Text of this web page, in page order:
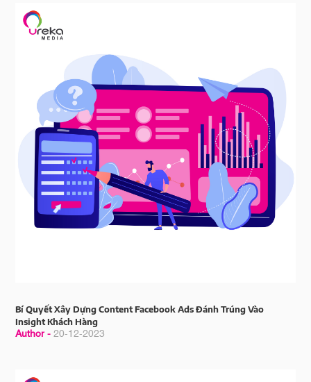
Bí Quyết Xây Dựng Content Facebook Ads Đánh Trúng Vào
Insight Khách Hàng
Author -20-12-2023